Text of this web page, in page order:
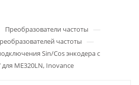
Преобразователи частоты —
частоты —
Sin/Cos энкодера с
ME320LN, Inovance